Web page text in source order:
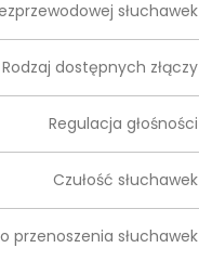
słuchawek
Rodzaj dostępnych złączy
Regulacja głośności
Czułość słuchawek
przenoszenia słuchawek